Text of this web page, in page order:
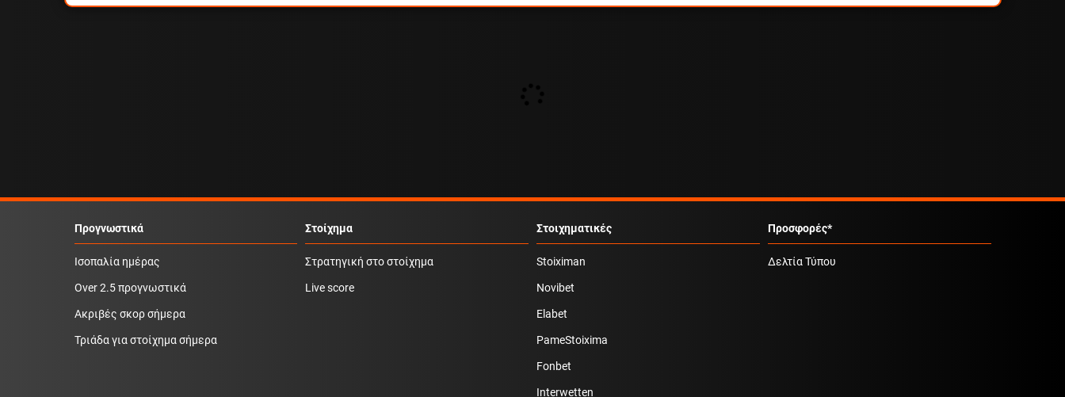
Προγνωστικά
Ισοπαλία ημέρας
Over 2.5 προγνωστικά
Ακριβές σκορ σήμερα
Τριάδα για στοίχημα σήμερα
Στοίχημα
Στρατηγική στο στοίχημα
Live score
Στοιχηματικές
Stoiximan
Novibet
Elabet
PameStoixima
Fonbet
Interwetten
Προσφορές*
Δελτία Τύπου